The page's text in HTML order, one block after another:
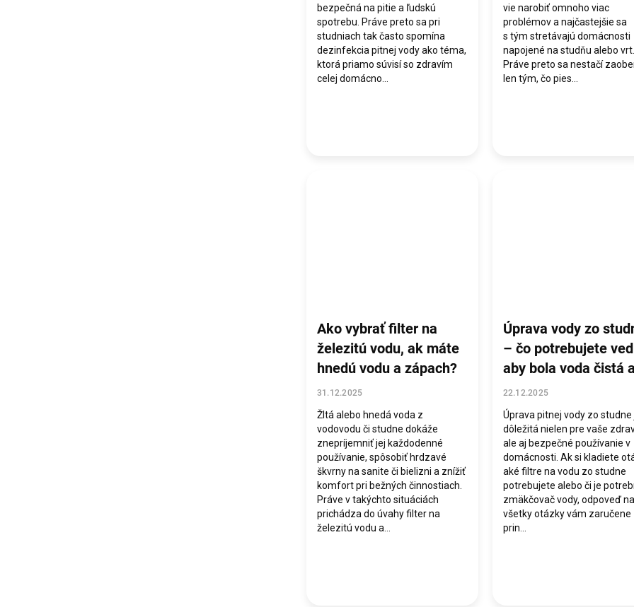
bezpečná na pitie a ľudskú
spotrebu. Práve preto sa pri
studniach tak často spomína
dezinfekcia pitnej vody ako téma,
ktorá priamo súvisí so zdravím
celej domácno...
vie narobiť omnoho viac
problémov a najčastejšie sa
s tým stretávajú domácnosti
napojené na studňu alebo vrt.
Práve preto sa nestačí
len tým, čo pies...
Ako vybrať filter na
železitú vodu, ak máte
hnedú vodu a zápach?
31.12.2025
Žltá alebo hnedá voda z
vodovodu či studne dokáže
znepríjemniť jej každodenné
používanie, spôsobiť hrdzavé
škvrny na sanite či bielizni a znížiť
komfort pri bežných činnostiach.
Práve v takýchto situáciách
prichádza do úvahy filter na
železitú vodu a...
Úprava vody zo
– čo potrebujete
aby bola voda čistá a
pitná?
22.12.2025
Úprava pitnej vody zo studne
dôležitá nielen pre vaše
ale aj bezpečné používanie v
domácnosti. Ak si kladiete
aké filtre na vodu zo studne
potrebujete alebo či je
zmäkčovač vody, odpoveď na
všetky otázky vám zaručene
prin...